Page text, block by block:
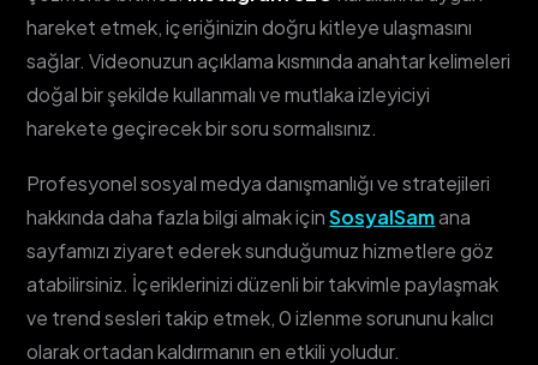
hareket etmek, içeriğinizin doğru kitleye ulaşmasını
sağlar. Videonuzun açıklama kısmında anahtar kelimeleri
doğal bir şekilde kullanmalı ve mutlaka izleyiciyi
harekete geçirecek bir soru sormalısınız.
Profesyonel sosyal medya danışmanlığı ve stratejileri
hakkında daha fazla bilgi almak içinSosyalSamana
sayfamızı ziyaret ederek sunduğumuz hizmetlere göz
atabilirsiniz. İçeriklerinizi düzenli bir takvimle paylaşmak
ve trend sesleri takip etmek, 0 izlenme sorununu kalıcı
olarak ortadan kaldırmanın en etkili yoludur.